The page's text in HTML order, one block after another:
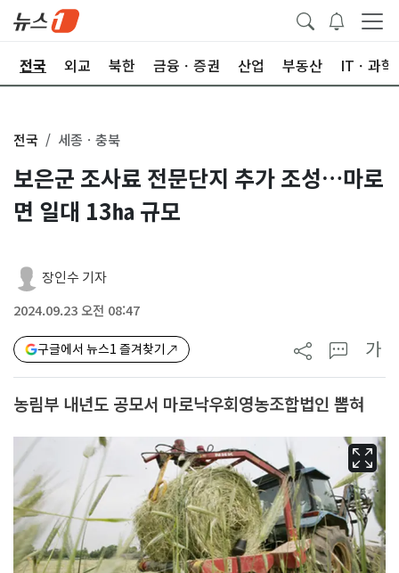
전국 외교 북한 금융ㆍ증권 산업 부동산 ITㆍ과학
전국 세종ㆍ충북
보은군 조사료 전문단지 추가 조성…마로
면 일대 13㏊ 규모
장인수 기자
2024.09.23 오전 08:47
구글에서 뉴스1 즐겨찾기 가
농림부 내년도 공모서 마로낙우회영농조합법인 뽑혀